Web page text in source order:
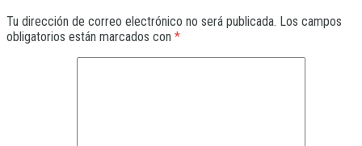
Tu dirección de correo electrónico no será publicada. Los campos
obligatorios están marcados con *